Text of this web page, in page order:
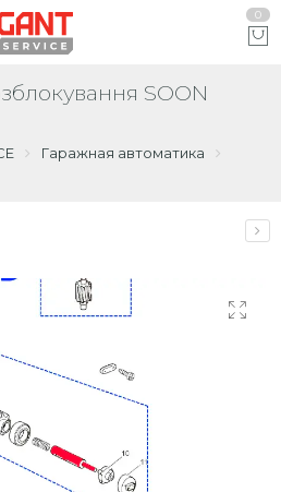
0
SOON
Гаражная автоматика